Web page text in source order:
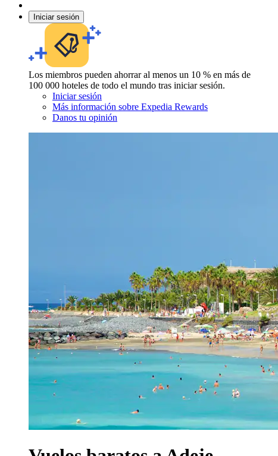
Iniciar sesión
Los miembros pueden ahorrar al menos un 10 % en más de
100 000 hoteles de todo el mundo tras iniciar sesión.
Iniciar sesión
Más información sobre Expedia Rewards
Danos tu opinión